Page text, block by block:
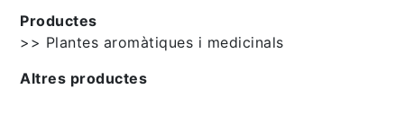
Productes
>> Plantes aromàtiques i medicinals
Altres productes